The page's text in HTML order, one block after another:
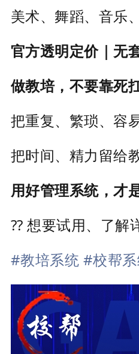
美术、舞蹈、音乐
官方透明定价｜无
做教培，不要靠死
把重复、繁琐、容
把时间、精力留给
用好管理系统，才
?? 想要试用、了解
#教培系统 #校帮